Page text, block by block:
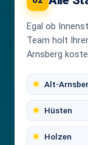
Egal ob
Team holt
Arnsberg
Alt-
Hüsten
Holzen